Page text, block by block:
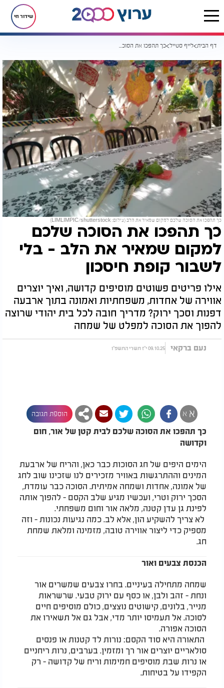
שידור חי
דף הבית לייף סטייל כך תהפכו את הסוכה שלכם למקום שמאיר את הלב - בלי לשבור קופת חיסכון
כך תהפכו את הסוכה שלכם למקום שמאיר את הלב (צילום: LIMLIMPIC/shutterstock)
כך תהפכו את הסוכה שלכם
למקום שמאיר את הלב - בלי
לשבור קופת חיסכון
אילו פריטים פשוטים מוסיפים קדושה, ואיך יוצרים
אווירה של אחדות, משפחתיות ואמונה בתוך ארבעה
דפנות וסכך ירוק? מדריך חובה לכל בית יהודי שרוצה
להפוך את הסוכה למפלט של שמחה
נעם ברקאי 09.10.25 י"ז תשרי התשפ"ו
א א הוספת תגובה
כך תהפכו את הסוכה שלכם לבית קטן של אור, חום
וקדושה
הימים היפים של חג הסוכות כבר כאן, והריח של ארבעת
המינים וההתרגשות באוויר מזכירים לנו שזכינו שוב לחג
של אמונה, אחדות ושמחה אמיתית. הסוכה כבר עומדת,
הסכך ירוק וטרי, ועכשיו מגיע שלב הקסם - להפוך אותה
לפינת גן עדן קטנה, מלאה אור וחום משפחתי.
לא צריך להשקיע הון, אלא לב. כמה נגיעות נכונות - וזה
מספיק כדי ליצור אווירה טובה, מזמינה ומלאת שמחת
חג.
הכנסת צבעים ואור
שמחה מתחילה בעיניים. בחרו צבעים שמשרים אור
ונחת - זהב ולבן, או כסף עם ירוק טבעי. שרשראות
מנייר, בלונים, קישוטים נוצצים, כולם מוסיפים חיים
לסוכה. אל תעמיסו יותר מדי, אבל גם אל תשאירו את
הסוכה אפורה.
התאורה היא סוד הקסם: נורות לד קטנות או פנסים
סולאריים יוצרים אור רך ומזמין. בערבים, נרות ריחניים
או נרות שבת מוסיפים חמימות וריח של קדושה - רק
הקפידו על בטיחות.